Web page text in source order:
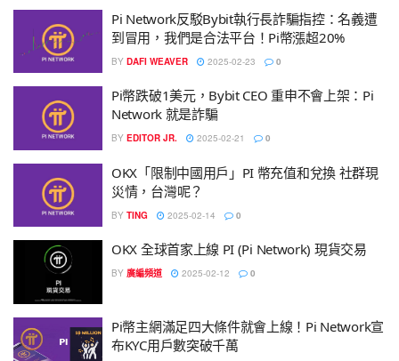
Pi Network反駁Bybit執行長詐騙指控：名義遭
到冒用，我們是合法平台！Pi幣漲超20%
BY DAFI WEAVER 2025-02-23 0
Pi幣跌破1美元，Bybit CEO 重申不會上架：Pi
Network 就是詐騙
BY EDITOR JR. 2025-02-21 0
OKX「限制中國用戶」PI 幣充值和兌換 社群現
災情，台灣呢？
BY TING 2025-02-14 0
OKX 全球首家上線 PI (Pi Network) 現貨交易
BY 廣編頻道 2025-02-12 0
Pi幣主網滿足四大條件就會上線！Pi Network宣
布KYC用戶數突破千萬